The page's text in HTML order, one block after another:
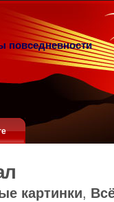
повседневности
картинки,